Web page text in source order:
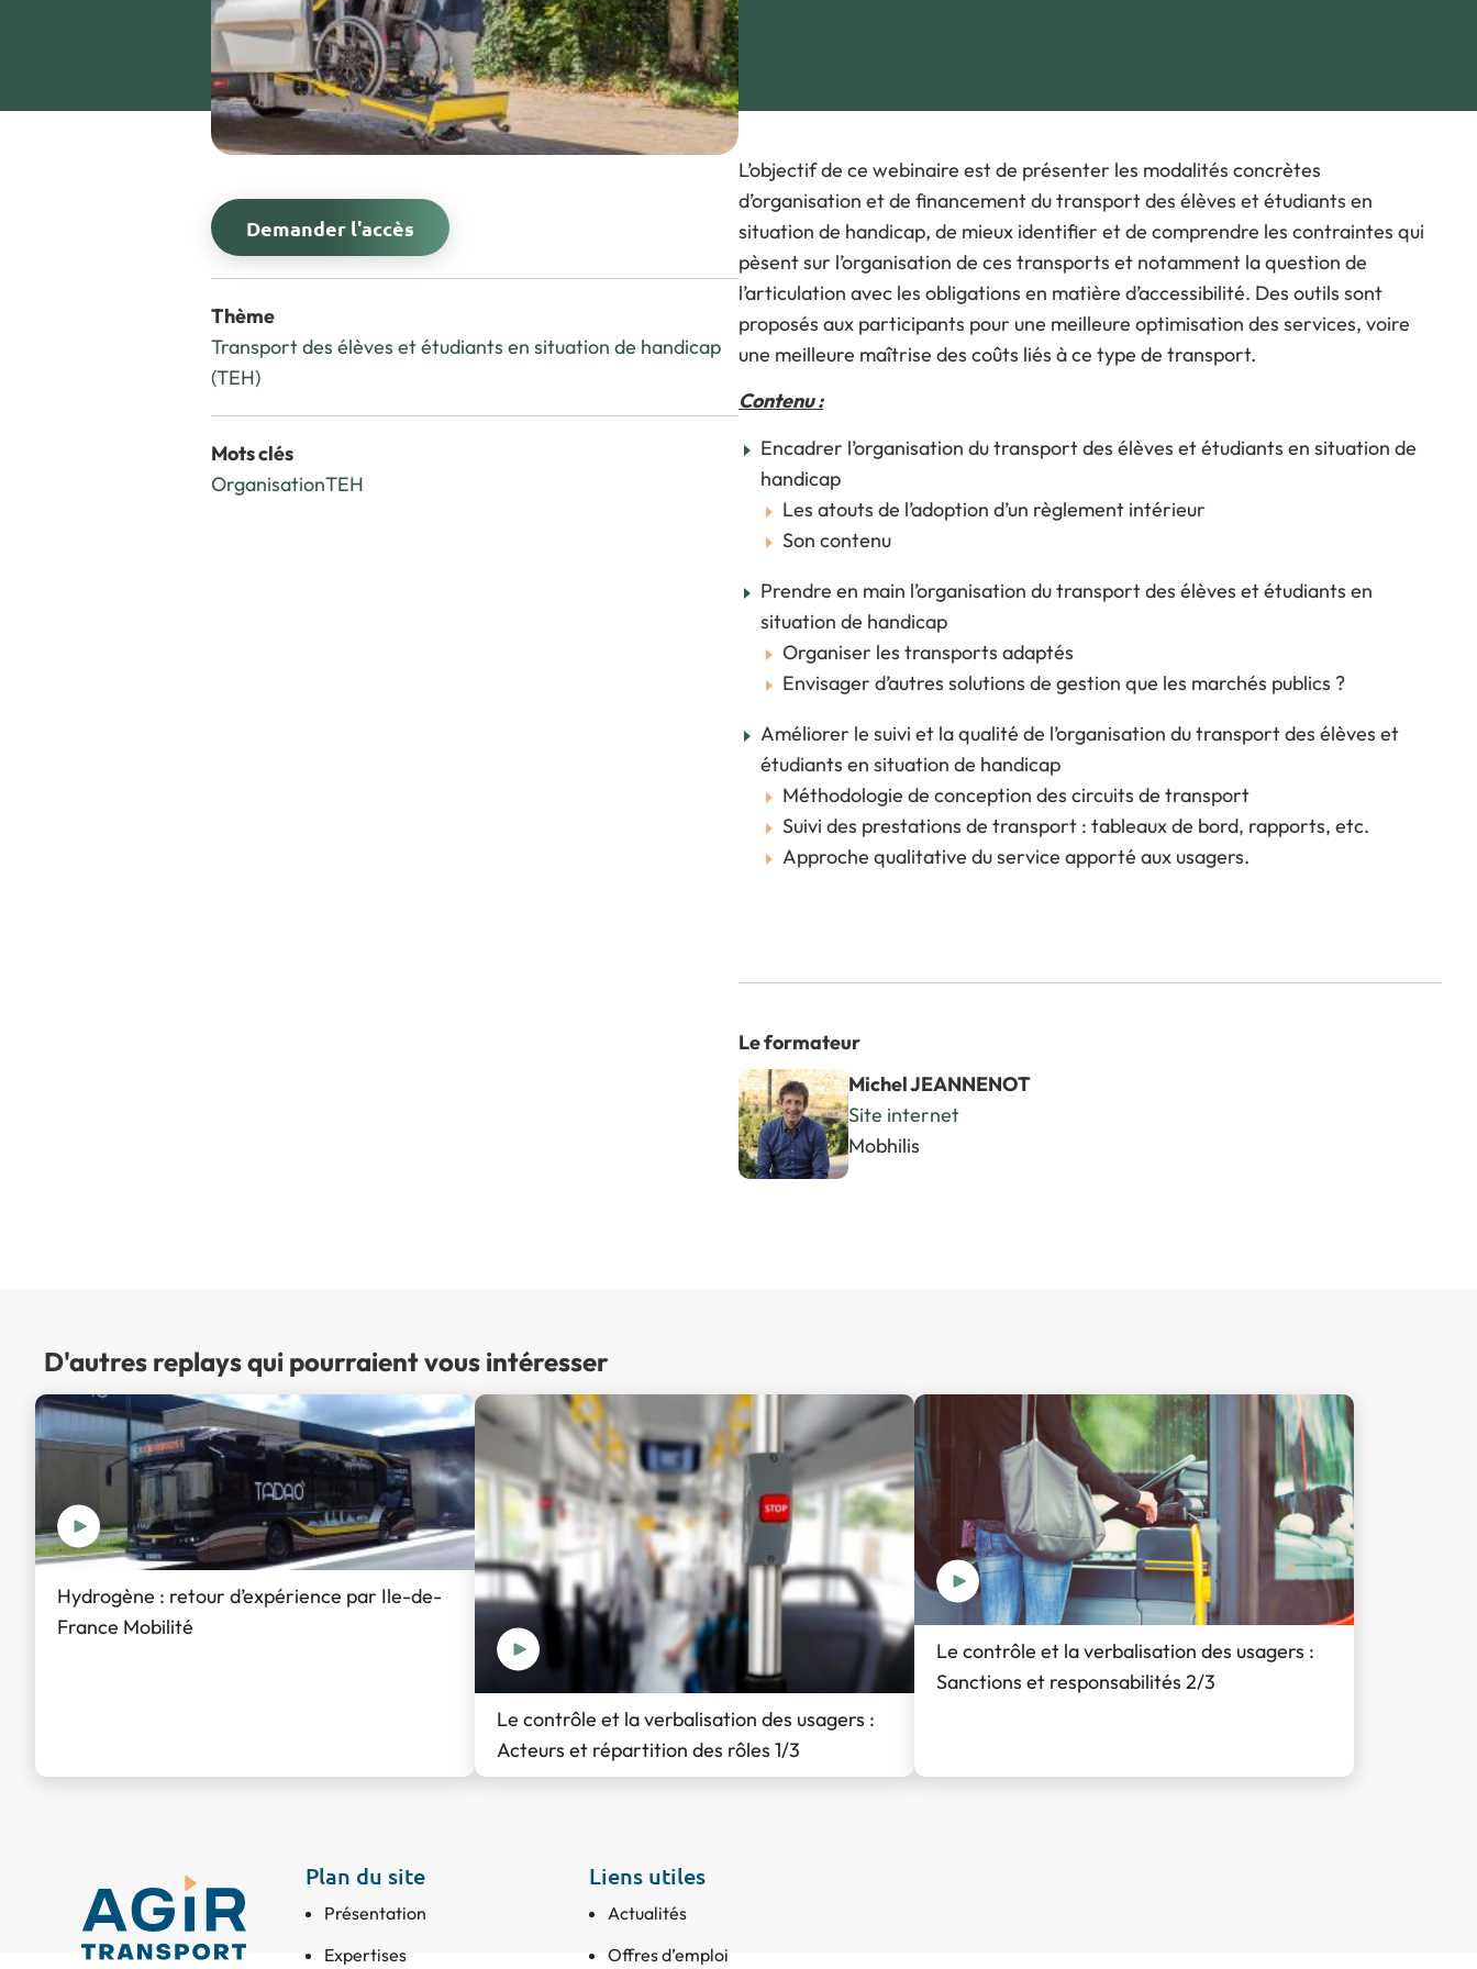
Visiter l’expo
Pourquoi exposer ?
FAQ Exposant
L’objectif de ce webinaire est de présenter les modalités concrètes
d’organisation et de financement du transport des élèves et étudiants en
situation de handicap, de mieux identifier et de comprendre les contraintes qui
pèsent sur l’organisation de ces transports et notamment la question de
l’articulation avec les obligations en matière d’accessibilité. Des outils sont
proposés aux participants pour une meilleure optimisation des services, voire
une meilleure maîtrise des coûts liés à ce type de transport.
Contenu :
Encadrer l’organisation du transport des élèves et étudiants en situation de
handicap
Les atouts de l’adoption d’un règlement intérieur
Son contenu
Prendre en main l’organisation du transport des élèves et étudiants en
situation de handicap
Organiser les transports adaptés
Envisager d’autres solutions de gestion que les marchés publics ?
Améliorer le suivi et la qualité de l’organisation du transport des élèves et
étudiants en situation de handicap
Méthodologie de conception des circuits de transport
Suivi des prestations de transport : tableaux de bord, rapports, etc.
Approche qualitative du service apporté aux usagers.
Le formateur
Michel JEANNENOT
Site internet
Mobhilis
Demander l'accès
Thème
Transport des élèves et étudiants en situation de handicap
(TEH)
Mots clés
OrganisationTEH
D'autres replays qui pourraient vous intéresser
Hydrogène : retour d’expérience par Ile-de-
France Mobilité
Le contrôle et la verbalisation des usagers :
Acteurs et répartition des rôles 1/3
Le contrôle et la verbalisation des usagers :
Sanctions et responsabilités 2/3
Plan du site
Présentation
Expertises
Liens utiles
Actualités
Offres d’emploi